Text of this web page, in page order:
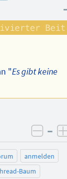
"Es gibt keine
–
anmelden
Baum